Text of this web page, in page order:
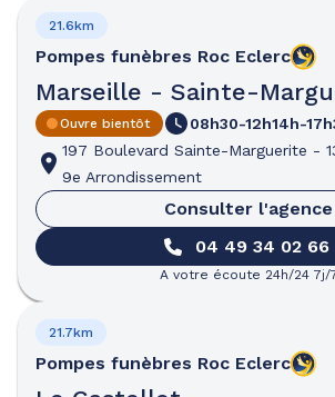
Pompes funèbres Roc Eclerc
Marseille - Sainte-
21.6km
Ouvre bientôt 08h30-12h14h-
197 Boulevard Sainte-Marguerite -
9e Arrondissement
Consulter l'agence
04 49 34 02 66
A votre écoute 24h/24 7j/
Pompes funèbres Roc Eclerc
21.7km